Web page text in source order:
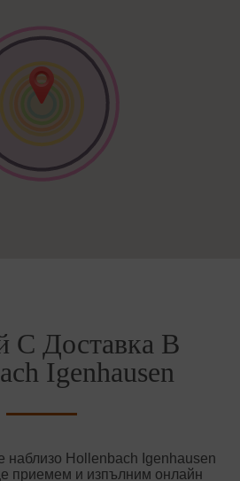
С Доставка В
Igenhausen
наблизо Hollenbach Igenhausen
приемем и изпълним онлайн